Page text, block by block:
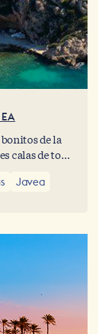
de la
calas de toda
Javea